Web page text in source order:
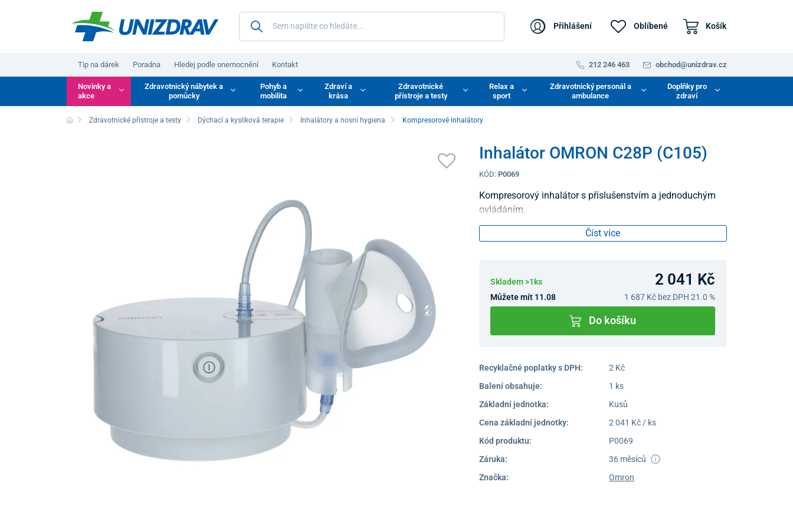
Přihlášení Oblíbené Košík
Tip na dárek Poradna Hledej podle onemocnění Kontakt 212 246 463 obchod@unizdrav.cz
Novinky a
akce
Zdravotnický nábytek a
pomůcky
Pohyb a
mobilita
Zdraví a
krása
Zdravotnické
přístroje a testy
Relax a
sport
Zdravotnický personál a
ambulance
Doplňky pro
zdraví
Zdravotnické přístroje a testy Dýchací a kyslíková terapie Inhalátory a nosní hygiena Kompresorové inhalátory
Inhalátor OMRON C28P (C105)
KÓD: P0069
Kompresorový inhalátor s příslušenstvím a jednoduchým
ovládáním.
Číst více
Skladem >1ks 2 041 Kč
Můžete mít 11.08 1 687 Kčbez DPH 21.0 %
Do košíku
Recyklačné poplatky s DPH:
2 Kč
Balení obsahuje:
1 ks
Základní jednotka:
Kusů
Cena základní jednotky:
2 041 Kč / ks
Kód produktu:
P0069
Záruka:
36 měsíců
Značka:
Omron